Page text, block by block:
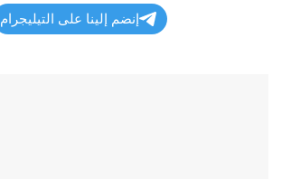
إنضم إلينا على التيليجرام